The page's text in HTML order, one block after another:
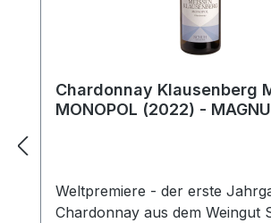
Chardonnay Klausenberg
MONOPOL (2022) -
Weltpremiere - der erste
Chardonnay aus dem Weingut